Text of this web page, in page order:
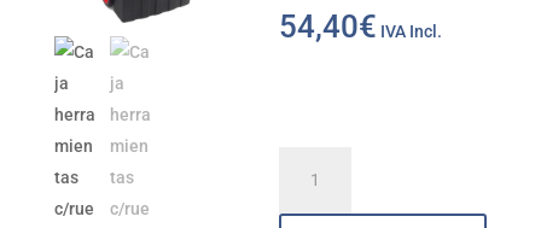
54,40€ IVA Incl.
herramientas
c/ruedas